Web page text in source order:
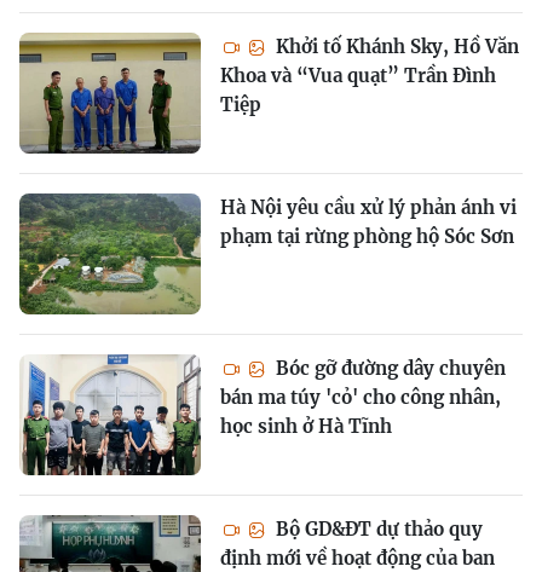
Khởi tố Khánh Sky, Hồ Văn
Khoa và “Vua quạt” Trần Đình
Tiệp
Hà Nội yêu cầu xử lý phản ánh vi
phạm tại rừng phòng hộ Sóc Sơn
Bóc gỡ đường dây chuyên
bán ma túy 'cỏ' cho công nhân,
học sinh ở Hà Tĩnh
Bộ GD&ĐT dự thảo quy
định mới về hoạt động của ban